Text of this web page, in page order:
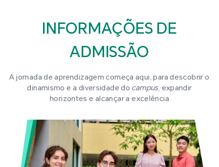
INFORMAÇÕES DE
ADMISSÃO
A jornada de aprendizagem começa aqui, para descobrir o
dinamismo e a diversidade do campus, expandir
horizontes e alcançar a excelência